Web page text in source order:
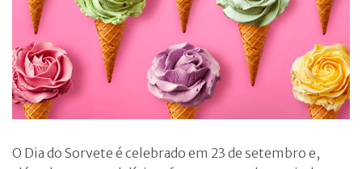
O Dia do Sorvete é celebrado em 23 de setembro e,